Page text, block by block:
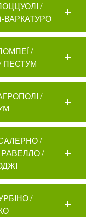
/
ВАРКАТУРО
/
ПЕСТУМ
/
САЛЕРНО /
РАВЕЛЛО /
/